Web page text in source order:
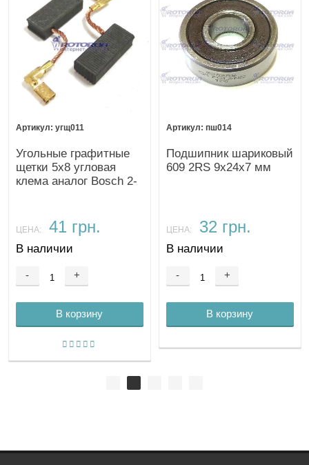
угщ011
Угольные графитные
щетки 5х8 угловая
клема аналог Bosch 2-
ЦЕНА: 41 грн.
В наличии
- +
В корзину
пш014
Подшипник шариковый
609 2RS 9х24х7 мм
ЦЕНА: 32 грн.
В наличии
- +
В корзину